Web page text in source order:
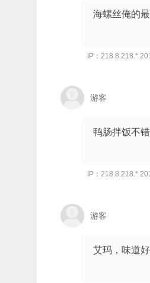
海螺丝俺的最
IP：218.8.218.*
游客
鸭肠拌饭不
IP：218.8.218.*
游客
艾玛，味道